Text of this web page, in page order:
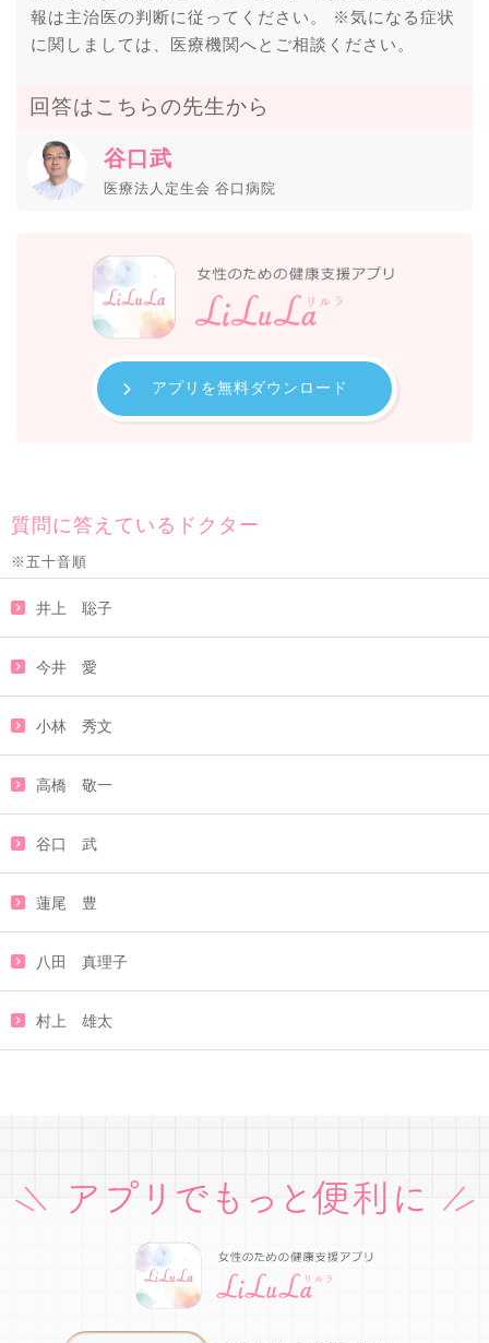
報は主治医の判断に従ってください。 ※気になる症状
に関しましては、医療機関へとご相談ください。
回答はこちらの先生から
谷口武
医療法人定生会 谷口病院
アプリを無料ダウンロード
質問に答えているドクター
※五十音順
井上 聡子
今井 愛
小林 秀文
高橋 敬一
谷口 武
蓮尾 豊
八田 真理子
村上 雄太